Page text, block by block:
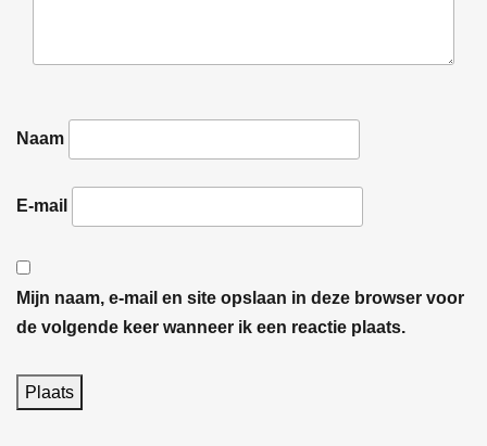
Naam
E-mail
Mijn naam, e-mail en site opslaan in deze browser voor
de volgende keer wanneer ik een reactie plaats.